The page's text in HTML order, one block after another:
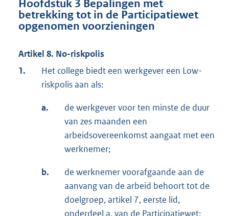
Hoofdstuk 3 Bepalingen met
betrekking tot in de Participatiewet
opgenomen voorzieningen
Artikel 8. No-riskpolis
1.
Het college biedt een werkgever een Low-
riskpolis aan als:
a.
de werkgever voor ten minste de duur
van zes maanden een
arbeidsovereenkomst aangaat met een
werknemer;
b.
de werknemer voorafgaande aan de
aanvang van de arbeid behoort tot de
doelgroep, artikel 7, eerste lid,
onderdeel a, van de Participatiewet;